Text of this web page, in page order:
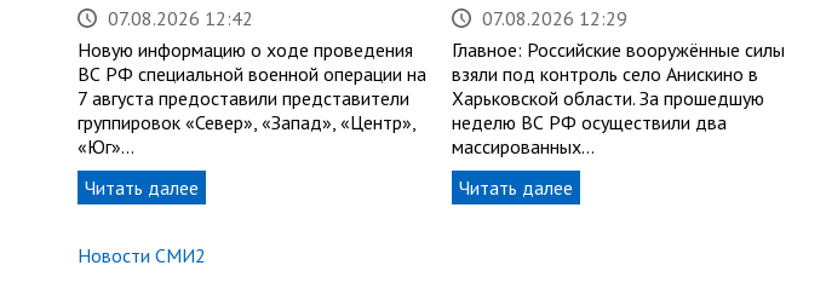
07.08.2026 12:42
Новую информацию о ходе проведения
ВС РФ специальной военной операции на
7 августа предоставили представители
группировок «Север», «Запад», «Центр»,
«Юг»…
Читать далее
07.08.2026 12:29
Главное: Российские вооружённые силы
взяли под контроль село Анискино в
Харьковской области. За прошедшую
неделю ВС РФ осуществили два
массированных…
Читать далее
Новости СМИ2